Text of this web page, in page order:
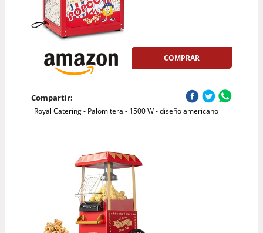
COMPRAR
Compartir:
Royal Catering - Palomitera - 1500 W - diseño americano